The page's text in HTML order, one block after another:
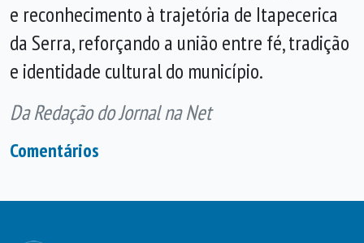
e reconhecimento à trajetória de Itapecerica
da Serra, reforçando a união entre fé, tradição
e identidade cultural do município.
Da Redação do Jornal na Net
Comentários